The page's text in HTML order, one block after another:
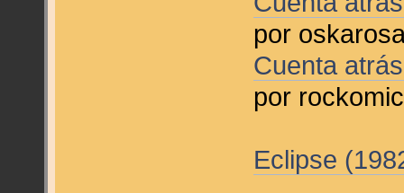
por
Cuenta
por rockomic
Eclipse